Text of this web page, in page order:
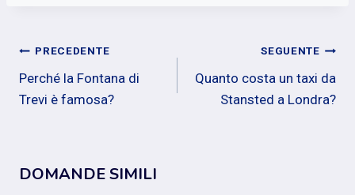
Navigazione
articoli
PRECEDENTE
Perché la Fontana di
Trevi è famosa?
SEGUENTE
Quanto costa un taxi da
Stansted a Londra?
DOMANDE SIMILI